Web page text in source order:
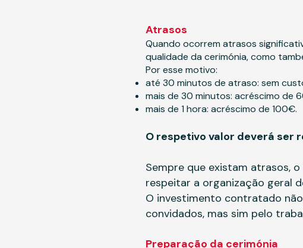
Atrasos
Quando ocorrem atrasos
qualidade da cerimónia, como
Por esse motivo:
até 30 minutos de atraso: sem
mais de 30 minutos: acréscimo de
mais de 1 hora: acréscimo de 100€.
O respetivo valor deverá ser
Sempre que existam atrasos,
respeitar a organização geral
O investimento contratado
convidados, mas sim pelo
Preparação da cerimónia